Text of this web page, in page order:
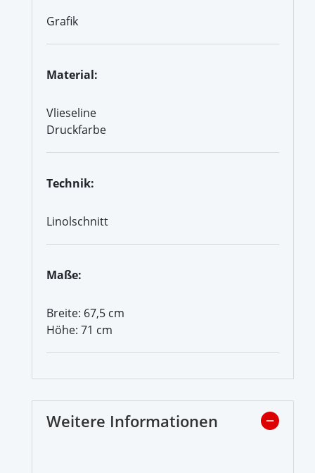
Grafik
Material:
Vlieseline
Druckfarbe
Technik:
Linolschnitt
Maße:
Breite: 67,5 cm
Höhe: 71 cm
Weitere Informationen